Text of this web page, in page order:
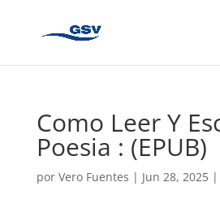
Como Leer Y
Poesia : (EPUB)
por Vero Fuentes | Jun 28, 2025|